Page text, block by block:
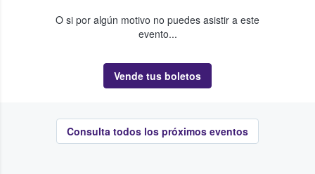
O si por algún motivo no puedes asistir a este
evento...
Vende tus boletos
Consulta todos los próximos eventos